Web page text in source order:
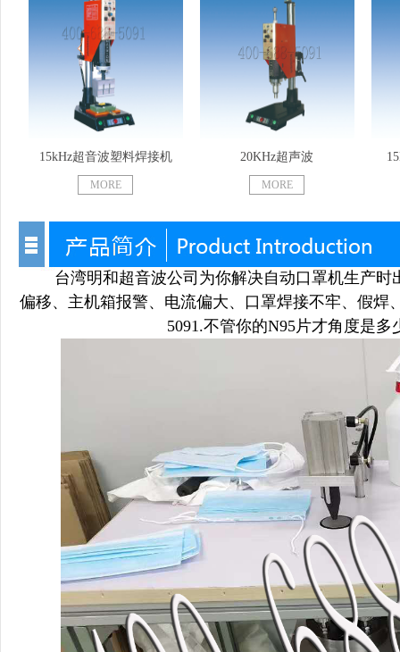
15kHz超音波塑料焊接机
MORE
20KHz超声波
MORE
台湾明和超音波公司为你解决自动口罩机生产时
偏移、主机箱报警、电流偏大、口罩焊接不牢、假焊
5091.不管你的N95片才角度是